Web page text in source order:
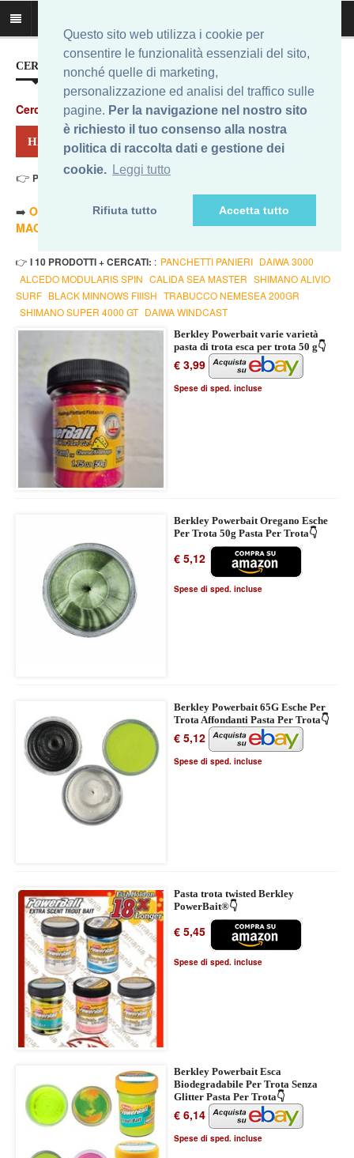
Questo sito web utilizza i cookie per
consentire le funzionalità essenziali del sito,
nonché quelle di marketing,
personalizzazione ed analisi del traffico sulle
pagine. Per la navigazione nel nostro sito
è richiesto il tuo consenso alla nostra
politica di raccolta dati e gestione dei
cookie. Leggi tutto
Rifiuta tutto Accetta tutto
CERCA IL MIGLIOR PREZZO...
Cerca
HAI CERCATO: PASTA VERDE BERKLEY TROTA
👉 Prezzo Min. 3,99 Eur - Prezzo Max 7,90 Eur
➡️ ORDINA PER PREZZO MINORE
ORDINA PER PREZZO
MAGGIORE
- 🔥TUTTI
👉 I 10 PRODOTTI + CERCATI: : PANCHETTI PANIERI DAIWA 3000
ALCEDO MODULARIS SPIN CALIDA SEA MASTER SHIMANO ALIVIO
SURF BLACK MINNOWS FIIISH TRABUCCO NEMESEA 200GR
SHIMANO SUPER 4000 GT DAIWA WINDCAST
Berkley Powerbait varie varietà
pasta di trota esca per trota 50 g👇
€ 3,99
Spese di sped. incluse
Berkley Powerbait Oregano Esche
Per Trota 50g Pasta Per Trota👇
€ 5,12
Spese di sped. incluse
Berkley Powerbait 65G Esche Per
Trota Affondanti Pasta Per Trota👇
€ 5,12
Spese di sped. incluse
Pasta trota twisted Berkley
PowerBait®👇
€ 5,45
Spese di sped. incluse
Berkley Powerbait Esca
Biodegradabile Per Trota Senza
Glitter Pasta Per Trota👇
€ 6,14
Spese di sped. incluse